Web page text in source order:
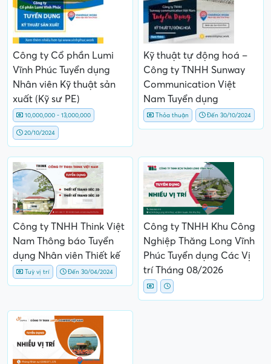
Công ty Cổ phần Lumi
Vĩnh Phúc Tuyển dụng
Nhân viên Kỹ thuật sản
xuất (Kỹ sư PE)
10,000,000 - 13,000,000
20/10/2024
Kỹ thuật tự động hoá –
Công ty TNHH Sunway
Communication Việt
Nam Tuyển dụng
Thỏa thuận Đến 30/10/2024
Công ty TNHH Think Việt
Nam Thông báo Tuyển
dụng Nhân viên Thiết kế
Tuỳ vị trí Đến 30/04/2024
Công ty TNHH Khu Công
Nghiệp Thăng Long Vĩnh
Phúc Tuyển dụng Các Vị
trí Tháng 08/2026